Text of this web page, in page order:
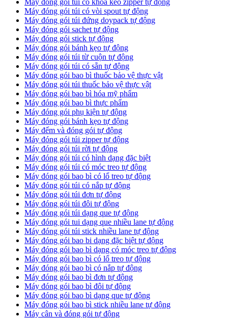
Máy đóng gói túi có khóa kéo zipper tự động
Máy đóng gói túi có vòi spout tự động
Máy đóng gói túi đứng doypack tự động
Máy đóng gói sachet tự động
Máy đóng gói stick tự động
Máy đóng gói bánh kẹo tự động
Máy đóng gói túi từ cuộn tự động
Máy đóng gói túi có sẵn tự động
Máy đóng gói bao bì thuốc bảo vệ thực vật
Máy đóng gói túi thuốc bảo vệ thực vật
Máy đóng gói bao bì hóa mỹ phẩm
Máy đóng gói bao bì thực phẩm
Máy đóng gói phụ kiện tự động
Máy đóng gói bánh kẹo tự động
Máy đếm và đóng gói tự động
Máy đóng gói túi zipper tự động
Máy đóng gói túi rời tự động
Máy đóng gói túi có hình dạng đặc biệt
Máy đóng gói túi có móc treo tự động
Máy đóng gói bao bì có lổ treo tự động
Máy đóng gói túi có nắp tự động
Máy đóng gói túi đơn tự động
Máy đóng gói túi đôi tự động
Máy đóng gói túi dạng que tự động
Máy đóng gói tui dạng que nhiều lane tự động
Máy đóng gói túi stick nhiều lane tự động
Máy đóng gói bao bi dạng đặc biệt tự động
Máy đóng gói bao bì dạng có móc treo tự động
Máy đóng gói bao bì có lổ treo tự động
Máy đóng gói bao bì có nắp tự động
Máy đóng gói bao bì đơn tự động
Máy đóng gói bao bì đôi tự động
Máy đóng gói bao bì dạng que tự động
Máy đóng gói bao bì stick nhiều lane tự động
Máy cân và đóng gói tự động